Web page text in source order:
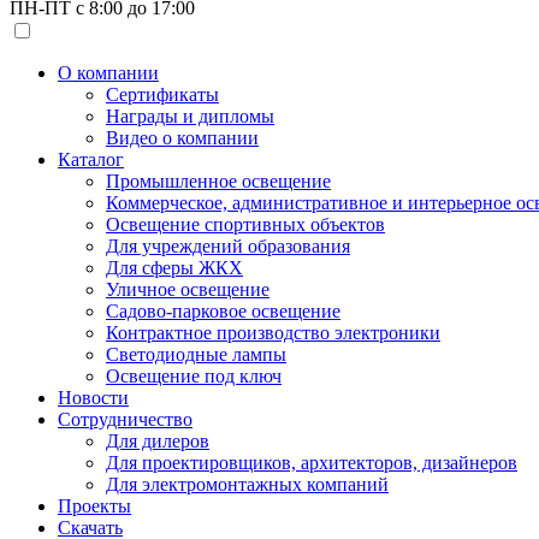
ПН-ПТ с 8:00 до 17:00
О компании
Сертификаты
Награды и дипломы
Видео о компании
Каталог
Промышленное освещение
Коммерческое, административное и интерьерное
Освещение спортивных объектов
Для учреждений образования
Для сферы ЖКХ
Уличное освещение
Садово-парковое освещение
Контрактное производство электроники
Светодиодные лампы
Освещение под ключ
Новости
Сотрудничество
Для дилеров
Для проектировщиков, архитекторов, дизайнеров
Для электромонтажных компаний
Проекты
Скачать